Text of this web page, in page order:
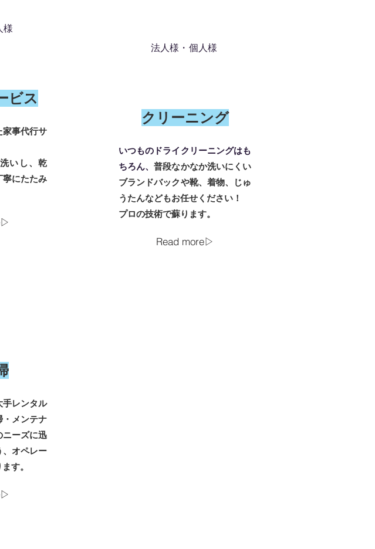
様
ビス
事代行サ
いし、乾
にたたみ
レンタル
メンテナ
ニーズに迅
オペレー
す。
​法人様・個人様
​クリーニング
いつものドライクリーニングはも
ちろん、普段なかなか洗いにくい
ブランドバックや靴、着物、じゅ
うたんなどもお任せください！
プロの技術で蘇ります。
Read more▷